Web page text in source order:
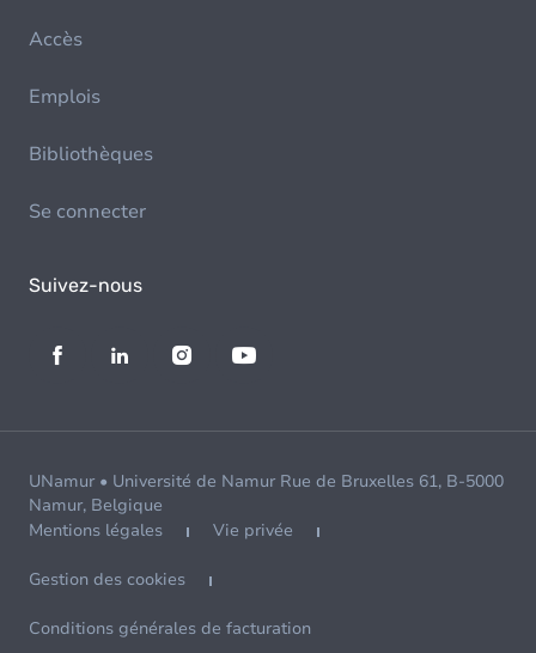
Accès
Emplois
Bibliothèques
Se connecter
Suivez-nous
UNamur • Université de Namur Rue de Bruxelles 61, B-5000
Namur, Belgique
Mentions légales
Vie privée
Gestion des cookies
Conditions générales de facturation